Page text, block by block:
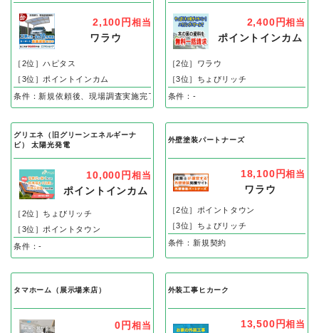
2,100円 相当
ワラウ
［2位］ハピタス
［3位］ポイントインカム
条件：新規依頼後、現場調査実施完了
2,400円相当
ポイントインカム
［2位］ワラウ
［3位］ちょびリッチ
条件：-
グリエネ（旧グリーンエネルギーナ
ビ） 太陽光発電
10,000円 相当
ポイントインカム
［2位］ちょびリッチ
［3位］ポイントタウン
条件：-
外壁塗装パートナーズ
18,100円相当
ワラウ
［2位］ポイントタウン
［3位］ちょびリッチ
条件：新規契約
タマホーム（展示場来店）
0円 相当
外装工事ヒカーク
13,500円相当